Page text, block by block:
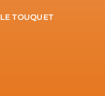
LE TOUQUET